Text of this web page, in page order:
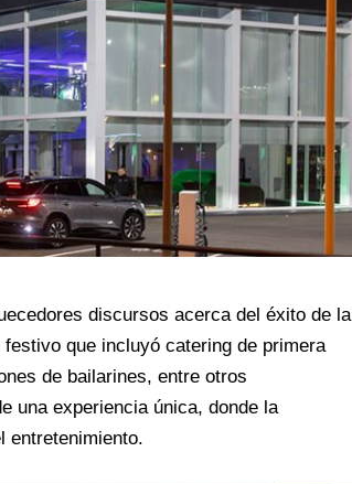
discursos acerca del éxito de la
que incluyó catering de primera
de bailarines, entre otros
una experiencia única, donde la
entretenimiento.